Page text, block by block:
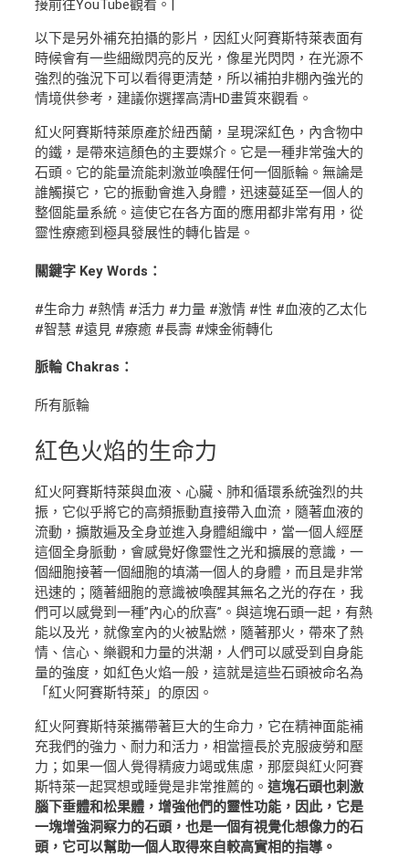
接前往YouTube觀看。|
以下是另外補充拍攝的影片，因紅火阿賽斯特萊表面有
時候會有一些細緻閃亮的反光，像星光閃閃，在光源不
強烈的強況下可以看得更清楚，所以補拍非棚內強光的
情境供參考，建議你選擇高清HD畫質來觀看。
紅火阿賽斯特萊原產於紐西蘭，呈現深紅色，內含物中
的鐵，是帶來這顏色的主要媒介。它是一種非常強大的
石頭。它的能量流能刺激並喚醒任何一個脈輪。無論是
誰觸摸它，它的振動會進入身體，迅速蔓延至一個人的
整個能量系統。這使它在各方面的應用都非常有用，從
靈性療癒到極具發展性的轉化皆是。
關鍵字 Key Words：
#生命力 #熱情 #活力 #力量 #激情 #性 #血液的乙太化
#智慧 #遠見 #療癒 #長壽 #煉金術轉化
脈輪 Chakras：
所有脈輪
紅色火焰的生命力
紅火阿賽斯特萊與血液、心臟、肺和循環系統強烈的共
振，它似乎將它的高頻振動直接帶入血流，隨著血液的
流動，擴散遍及全身並進入身體組織中，當一個人經歷
這個全身脈動，會感覺好像靈性之光和擴展的意識，一
個細胞接著一個細胞的填滿一個人的身體，而且是非常
迅速的；隨著細胞的意識被喚醒其無名之光的存在，我
們可以感覺到一種”內心的欣喜”。與這塊石頭一起，有熱
能以及光，就像室內的火被點燃，隨著那火，帶來了熱
情、信心、樂觀和力量的洪潮，人們可以感受到自身能
量的強度，如紅色火焰一般，這就是這些石頭被命名為
「紅火阿賽斯特萊」的原因。
紅火阿賽斯特萊攜帶著巨大的生命力，它在精神面能補
充我們的強力、耐力和活力，相當擅長於克服疲勞和壓
力；如果一個人覺得精疲力竭或焦慮，那麼與紅火阿賽
斯特萊一起冥想或睡覺是非常推薦的。 這塊石頭也刺激
腦下垂體和松果體，增強他們的靈性功能，因此，它是
一塊增強洞察力的石頭，也是一個有視覺化想像力的石
頭，它可以幫助一個人取得來自較高實相的指導。